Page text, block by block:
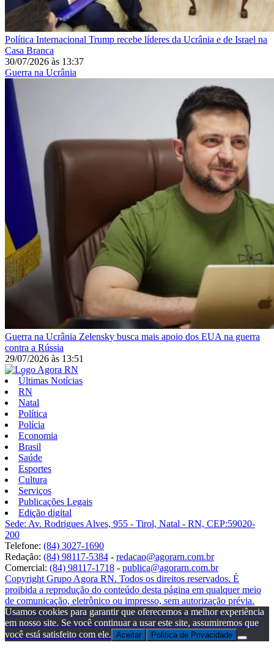
Política Internacional Trump recebe líderes da Ucrânia e de Israel na
Casa Branca
30/07/2026 às 13:37
Guerra na Ucrânia
Guerra na Ucrânia Zelensky busca mais apoio dos EUA na guerra
contra a Rússia
29/07/2026 às 13:51
Últimas Notícias
RN
Natal
Política
Polícia
Economia
Brasil
Saúde
Esportes
Cultura
Serviços
Publicações Legais
Edição digital
Sede: Av. Rodrigues Alves, 955 - Tirol, Natal - RN, CEP:59020-
200
Telefone: (84) 3027-1690
Redação: (84) 98117-5384 - redacao@agorarn.com.br
Comercial: (84) 98117-1718 - publica@agorarn.com.br
Copyright Grupo Agora RN. Todos os direitos reservados. É
proibida a reprodução do conteúdo desta página em qualquer meio
de comunicação, eletrônico ou impresso, sem autorização prévia.
Usamos cookies para garantir que oferecemos a melhor experiência
em nosso site. Se você continuar a usar este site, assumiremos que
você está satisfeito com ele. Aceitar Politica de Privacidade